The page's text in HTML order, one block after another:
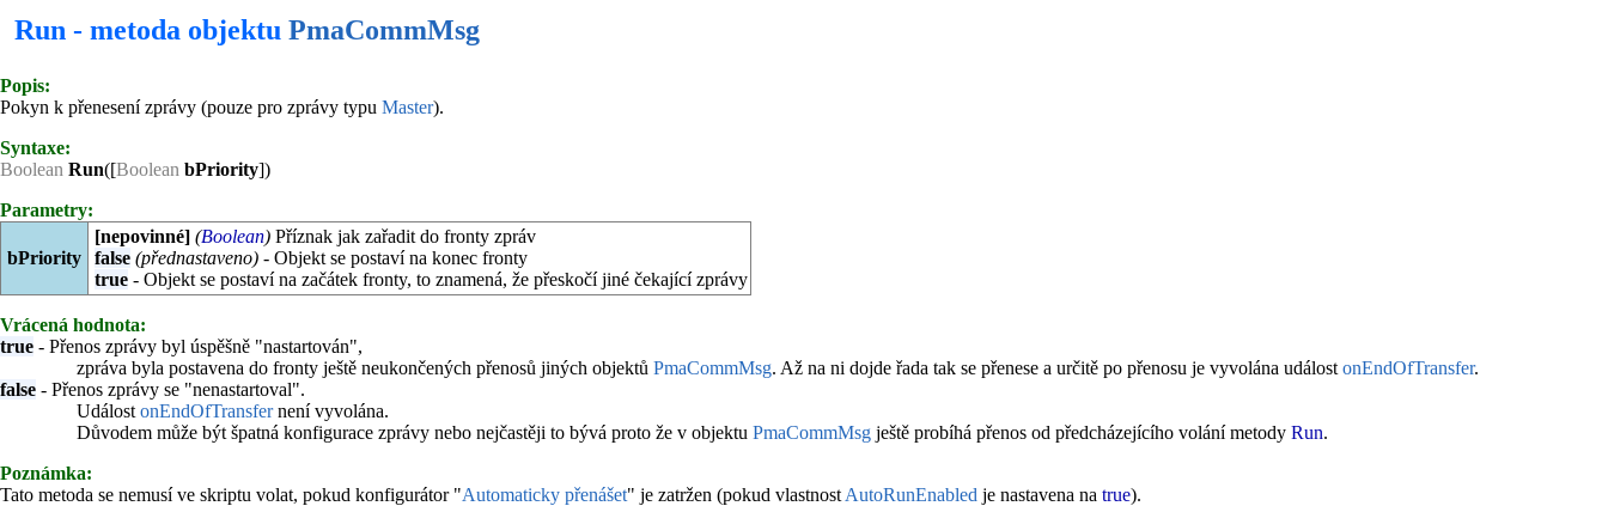
Run - metoda objektu PmaCommMsg
Popis:
Pokyn k přenesení zprávy (pouze pro zprávy typu Master).
Syntaxe:
Boolean Run([Boolean bPriority])
Parametry:
bPriority
[nepovinné] (Boolean)Příznak jak zařadit do fronty zpráv
false (přednastaveno)- Objekt se postaví na konec fronty
true- Objekt se postaví na začátek fronty, to znamená, že přeskočí jiné čekající zprávy
Vrácená hodnota:
true - Přenos zprávy byl úspěšně "nastartován",
zpráva byla postavena do fronty ještě neukončených přenosů jiných objektů PmaCommMsg. Až na ni dojde řada tak se přenese a určitě po přenosu je vyvolána událost onEndOfTransfer.
false - Přenos zprávy se "nenastartoval".
Událost onEndOfTransfernení vyvolána.
Důvodem může být špatná konfigurace zprávy nebo nejčastěji to bývá proto že v objektu PmaCommMsg ještě probíhá přenos od předcházejícího volání metody Run.
Poznámka:
Tato metoda se nemusí ve skriptu volat, pokud konfigurátor "Automaticky přenášet" je zatržen (pokud vlastnost AutoRunEnabled je nastavena na true).